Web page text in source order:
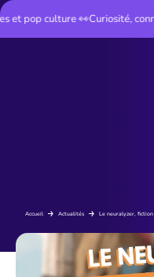
pop culture 👀Curiosité,
Accueil Actualités Le neuralyzer,